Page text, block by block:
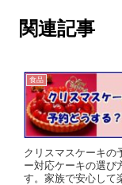
関連記事
食品
クリスマスケーキの
ー対応ケーキの選び
す。家族で安心して